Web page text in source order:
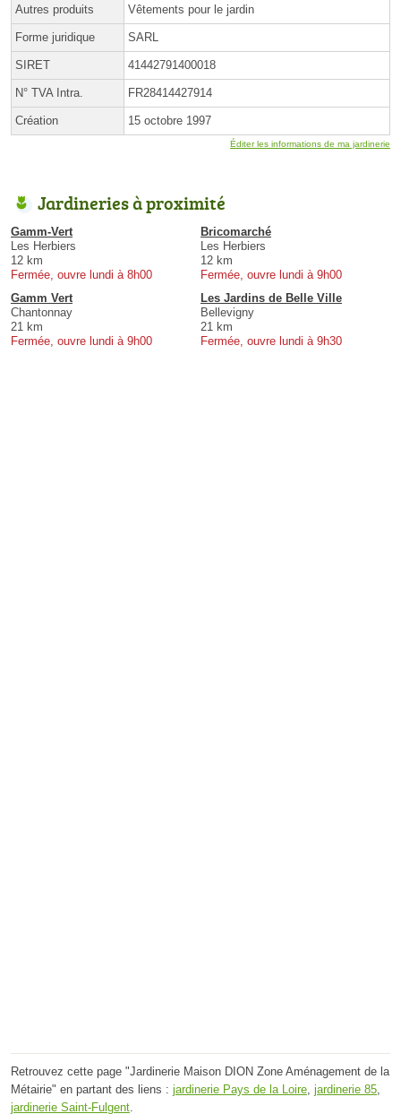
Autres produits Vêtements pour le jardin
Forme juridique SARL
SIRET 41442791400018
N° TVA Intra. FR28414427914
Création 15 octobre 1997
Éditer les informations de ma jardinerie
Jardineries à proximité
Gamm-Vert
Les Herbiers
12 km
Fermée, ouvre lundi à 8h00
Bricomarché
Les Herbiers
12 km
Fermée, ouvre lundi à 9h00
Gamm Vert
Chantonnay
21 km
Fermée, ouvre lundi à 9h00
Les Jardins de Belle Ville
Bellevigny
21 km
Fermée, ouvre lundi à 9h30
Retrouvez cette page "Jardinerie Maison DION Zone Aménagement de la
Métairie" en partant des liens : jardinerie Pays de la Loire, jardinerie 85,
jardinerie Saint-Fulgent.